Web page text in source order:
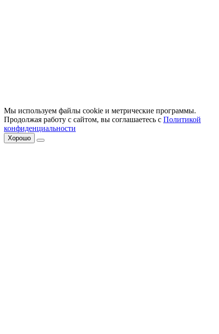
Мы используем файлы cookie и метрические программы.
Продолжая работу с сайтом, вы соглашаетесь с Политикой
конфиденциальности
Хорошо